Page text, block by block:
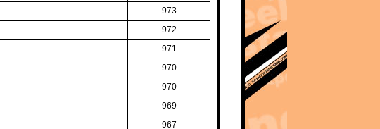
973
972
971
970
970
969
967